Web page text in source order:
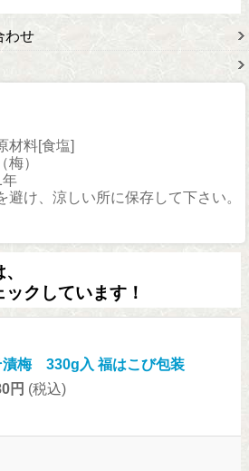
わせ
材料[食塩]
梅）
年
避け、涼しい所に保存して下さい。
クしています！
漬梅 330g入 福はこび包装
円 (税込)